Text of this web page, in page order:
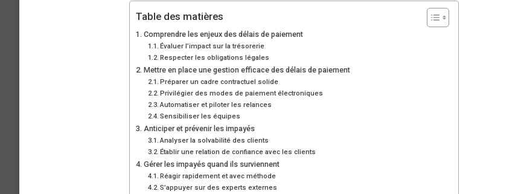
Table des matières
Comprendre les enjeux des délais de paiement
Évaluer l’impact sur la trésorerie
Respecter les obligations légales
Mettre en place une gestion efficace des délais de paiement
Préparer un cadre contractuel solide
Privilégier des modes de paiement électroniques
Automatiser et piloter les relances
Sensibiliser les équipes
Anticiper et prévenir les impayés
Analyser la solvabilité des clients
Établir une relation de confiance avec les clients
Gérer les impayés quand ils surviennent
Réagir rapidement et avec méthode
S’appuyer sur des experts externes